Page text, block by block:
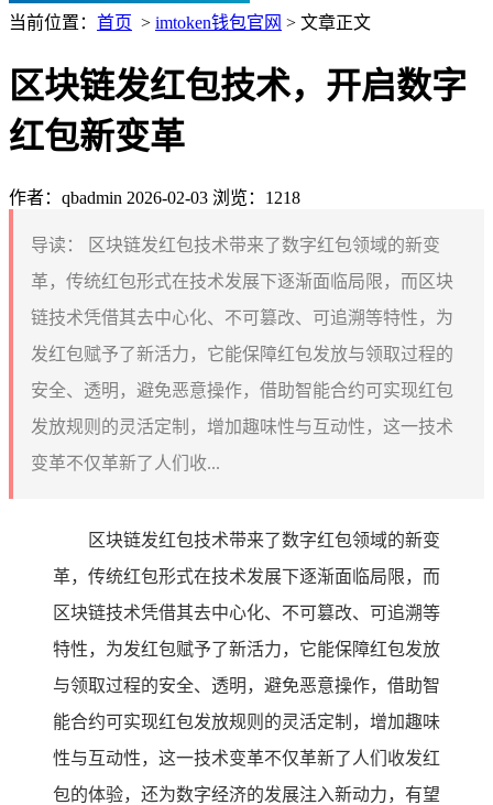
当前位置： 首页 > imtoken钱包官网 > 文章正文
区块链发红包技术，开启数字
红包新变革
作者：qbadmin 2026-02-03 浏览：1218
导读：
区块链发红包技术带来了数字红包领域的新变
革，传统红包形式在技术发展下逐渐面临局限，而区块
链技术凭借其去中心化、不可篡改、可追溯等特性，为
发红包赋予了新活力，它能保障红包发放与领取过程的
安全、透明，避免恶意操作，借助智能合约可实现红包
发放规则的灵活定制，增加趣味性与互动性，这一技术
变革不仅革新了人们收...
区块链发红包技术带来了数字红包领域的新变
革，传统红包形式在技术发展下逐渐面临局限，而
区块链技术凭借其去中心化、不可篡改、可追溯等
特性，为发红包赋予了新活力，它能保障红包发放
与领取过程的安全、透明，避免恶意操作，借助智
能合约可实现红包发放规则的灵活定制，增加趣味
性与互动性，这一技术变革不仅革新了人们收发红
包的体验，还为数字经济的发展注入新动力，有望